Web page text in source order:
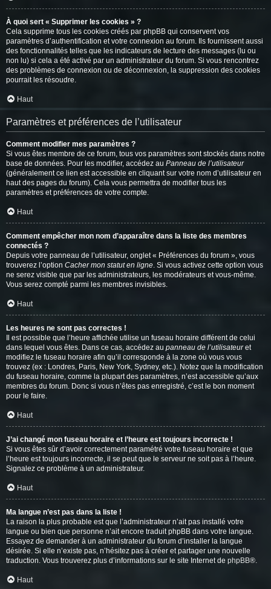
À quoi sert « Supprimer les cookies » ?
Cela supprime tous les cookies créés par phpBB qui conservent vos
paramètres d’authentification et votre connexion au forum. Ils fournissent aussi
des fonctionnalités telles que les indicateurs de lecture des messages (lu ou
non lu) si cela a été activé par un administrateur du forum. Si vous rencontrez
des problèmes de connexion ou de déconnexion, la suppression des cookies
pourrait les résoudre.
Haut
Paramètres et préférences de l’utilisateur
Comment modifier mes paramètres ?
Si vous êtes membre de ce forum, tous vos paramètres sont stockés dans notre
base de données. Pour les modifier, accédez au Panneau de l’utilisateur
(généralement ce lien est accessible en cliquant sur votre nom d’utilisateur en
haut des pages du forum). Cela vous permettra de modifier tous les
paramètres et préférences de votre compte.
Haut
Comment empêcher mon nom d’apparaître dans la liste des membres
connectés ?
Depuis votre panneau de l’utilisateur, onglet « Préférences du forum », vous
trouverez l’option Cacher mon statut en ligne. Si vous activez cette option vous
ne serez visible que par les administrateurs, les modérateurs et vous-même.
Vous serez compté parmi les membres invisibles.
Haut
Les heures ne sont pas correctes !
Il est possible que l’heure affichée utilise un fuseau horaire différent de celui
dans lequel vous êtes. Dans ce cas, accédez au panneau de l’utilisateuret
modifiez le fuseau horaire afin qu’il corresponde à la zone où vous vous
trouvez (ex : Londres, Paris, New York, Sydney, etc.). Notez que la modification
du fuseau horaire, comme la plupart des paramètres, n’est accessible qu’aux
membres du forum. Donc si vous n’êtes pas enregistré, c’est le bon moment
pour le faire.
Haut
J’ai changé mon fuseau horaire et l’heure est toujours incorrecte !
Si vous êtes sûr d’avoir correctement paramétré votre fuseau horaire et que
l’heure est toujours incorrecte, il se peut que le serveur ne soit pas à l’heure.
Signalez ce problème à un administrateur.
Haut
Ma langue n’est pas dans la liste !
La raison la plus probable est que l’administrateur n’ait pas installé votre
langue ou bien que personne n’ait encore traduit phpBB dans votre langue.
Essayez de demander à un administrateur du forum d’installer la langue
désirée. Si elle n’existe pas, n’hésitez pas à créer et partager une nouvelle
traduction. Vous trouverez plus d’informations sur le site Internet de phpBB®.
Haut